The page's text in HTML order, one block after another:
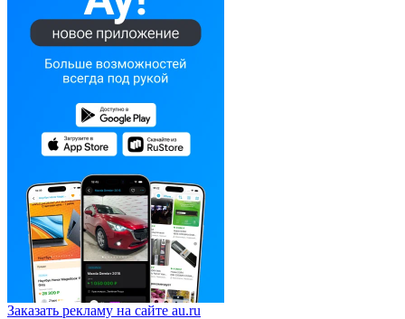
Заказать рекламу на сайте au.ru